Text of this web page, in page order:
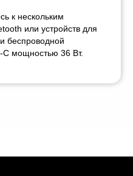
к нескольким
или устройств для
беспроводной
C мощностью 36 Вт.